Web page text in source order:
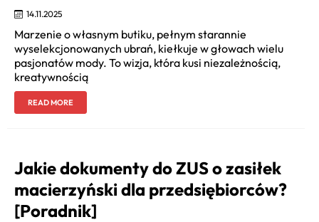
14.11.2025
Marzenie o własnym butiku, pełnym starannie
wyselekcjonowanych ubrań, kiełkuje w głowach wielu
pasjonatów mody. To wizja, która kusi niezależnością,
kreatywnością
READ MORE
Jakie dokumenty do ZUS o zasiłek
macierzyński dla przedsiębiorców?
[Poradnik]